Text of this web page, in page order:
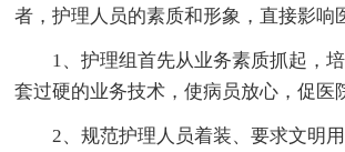
者，护理人员的素质和形象，直接影响
1、护理组首先从业务素质抓起，
套过硬的业务技术，使病员放心，促医
2、规范护理人员着装、要求文明